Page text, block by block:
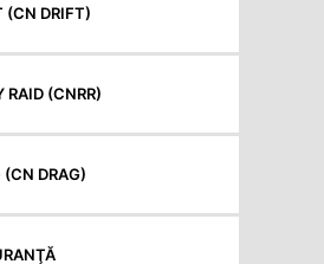
(CN DRIFT)
RAID (CNRR)
(CN DRAG)